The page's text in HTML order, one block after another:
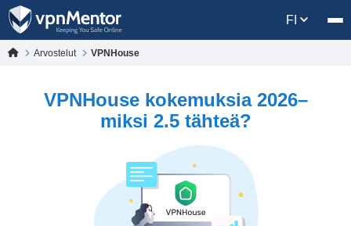
FI
Arvostelut VPNHouse
VPNHouse kokemuksia 2026–
miksi 2.5 tähteä?